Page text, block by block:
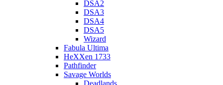
DSA2
DSA3
DSA4
DSA5
Wizard
Fabula Ultima
HeXXen 1733
Pathfinder
Savage Worlds
Deadlands